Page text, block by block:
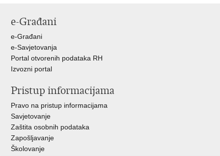
FacebookuTwitteru
e-Građani
e-Građani
e-Savjetovanja
Portal otvorenih podataka RH
Izvozni portal
Pristup informacijama
Pravo na pristup informacijama
Savjetovanje
Zaštita osobnih podataka
Zapošljavanje
Školovanje